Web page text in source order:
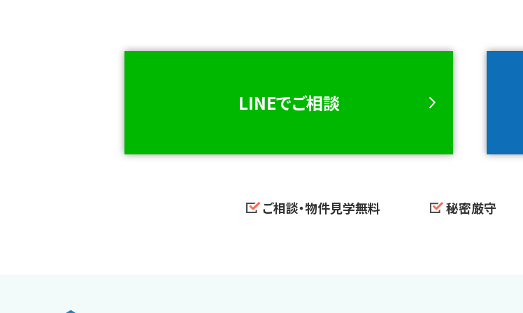
LINEでご相談
ご相談・物件見学無料 秘密厳守